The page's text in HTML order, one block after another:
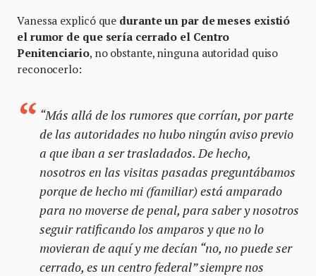
Vanessa explicó que durante un par de meses existió
el rumor de que sería cerrado el Centro
Penitenciario, no obstante, ninguna autoridad quiso
reconocerlo:
“Más allá de los rumores que corrían, por parte
de las autoridades no hubo ningún aviso previo
a que iban a ser trasladados. De hecho,
nosotros en las visitas pasadas preguntábamos
porque de hecho mi (familiar) está amparado
para no moverse de penal, para saber y nosotros
seguir ratificando los amparos y que no lo
movieran de aquí y me decían “no, no puede ser
cerrado, es un centro federal” siempre nos